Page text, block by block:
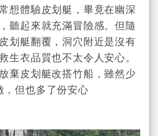
想體驗皮划艇，畢竟在幽深
聽起來就充滿冒險感。但隨
划艇翻覆，洞穴附近是沒有
生衣品質也不太令人安心。
棄皮划艇改搭竹船，雖然少
，但也多了份安心